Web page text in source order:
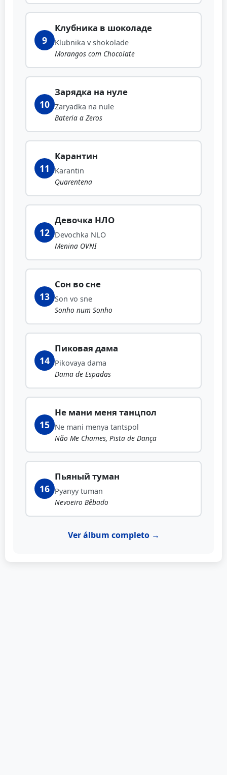
9
Клубника в шоколаде
Klubnika v shokolade
Morangos com Chocolate
10
Зарядка на нуле
Zaryadka na nule
Bateria a Zeros
11
Карантин
Karantin
Quarentena
12
Девочка НЛО
Devochka NLO
Menina OVNI
13
Сон во сне
Son vo sne
Sonho num Sonho
14
Пиковая дама
Pikovaya dama
Dama de Espadas
15
Не мани меня танцпол
Ne mani menya tantspol
Não Me Chames, Pista de Dança
16
Пьяный туман
Pyanyy tuman
Nevoeiro Bêbado
Ver álbum completo →